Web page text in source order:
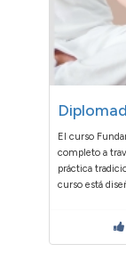
El curso
completo a
práctica
curso está